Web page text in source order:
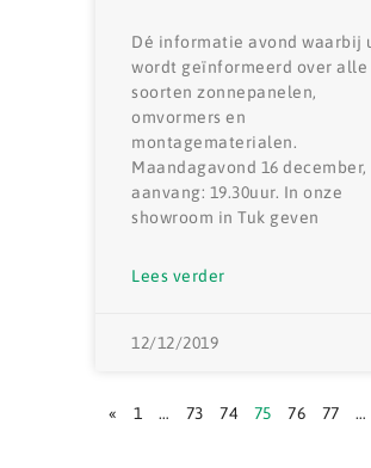
Dé informatie avond waarbij
wordt geïnformeerd over alle
soorten zonnepanelen,
omvormers en
montagematerialen.
Maandagavond 16 december,
aanvang: 19.30uur. In onze
showroom in Tuk geven
Lees verder
12/12/2019
« 1 … 73 74 75 76 77 …